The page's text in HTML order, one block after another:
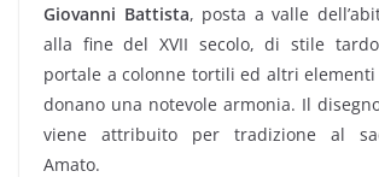
Giovanni Battista, posta a valle
alla fine del XVII secolo, di stile
portale a colonne tortili ed altri
donano una notevole armonia. Il
viene attribuito per tradizione al
Amato.